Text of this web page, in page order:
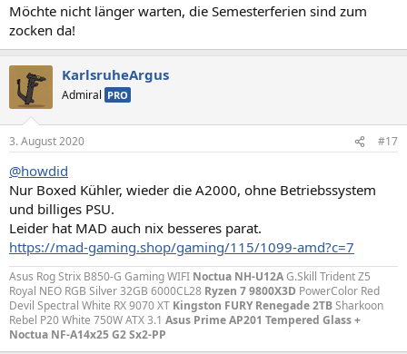
Möchte nicht länger warten, die Semesterferien sind zum
zocken da!
KarlsruheArgus
Admiral PRO
3. August 2020 #17
@howdid
Nur Boxed Kühler, wieder die A2000, ohne Betriebssystem
und billiges PSU.
Leider hat MAD auch nix besseres parat.
https://mad-gaming.shop/gaming/115/1099-amd?c=7
Asus Rog Strix B850-G Gaming WIFI Noctua NH-U12AG.Skill Trident Z5
Royal NEO RGB Silver 32GB 6000CL28 Ryzen 7 9800X3D PowerColor Red
Devil Spectral White RX 9070 XT Kingston FURY Renegade 2TBSharkoon
Rebel P20 White 750W ATX 3.1 Asus Prime AP201 Tempered Glass +
Noctua NF-A14x25 G2 Sx2-PP